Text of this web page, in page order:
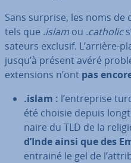
Sans surprise, les noms
tels que .islam ou .catholic
sa­teurs exclusif. L’arrière-
jusqu’à présent avéré
ex­ten­sions n’ont pas
.islam : l’en­tre­prise
été choisie depuis
naire du TLD de la
d’Inde ainsi que des
entrainé le gel de